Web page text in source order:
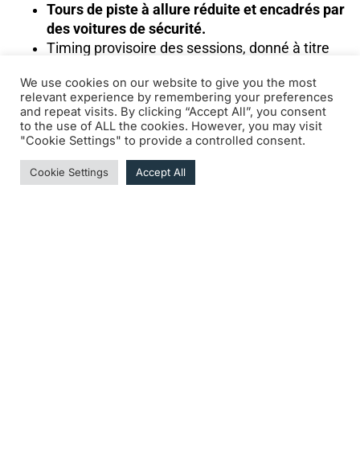
Tours de piste à allure réduite et encadrés par
des voitures de sécurité.
Timing provisoire des sessions, donné à titre
dernières instructions :
Session 1 • 10:50 – 11:10
Session 2 • 13:45 – 14:05
Session 3 • 15:15 – 15:35
Un repas à midi à la Maison de la BEHVA, dans
les installations de l’Eau Rouge, au pied du
We use cookies on our website to give you the most
relevant experience by remembering your preferences
and repeat visits. By clicking “Accept All”, you consent
to the use of ALL the cookies. However, you may visit
"Cookie Settings" to provide a controlled consent.
Cookie Settings Accept All